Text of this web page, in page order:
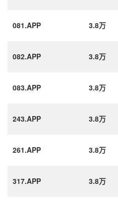
081.APP 3.8万
082.APP 3.8万
083.APP 3.8万
243.APP 3.8万
261.APP 3.8万
317.APP 3.8万